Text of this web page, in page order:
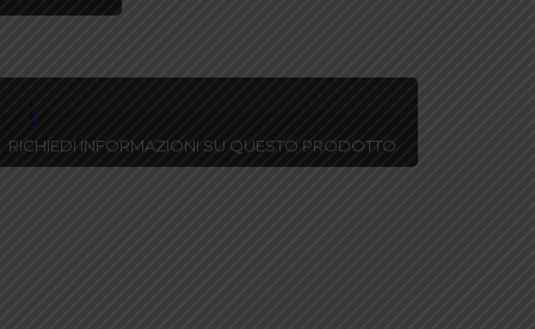
RICHIEDI INFORMAZIONI SU QUESTO PRODOTTO